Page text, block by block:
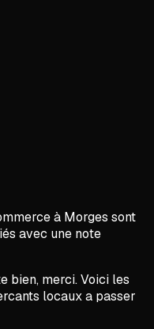
à Morges sont
avec une note
bien, merci. Voici les
locaux a passer